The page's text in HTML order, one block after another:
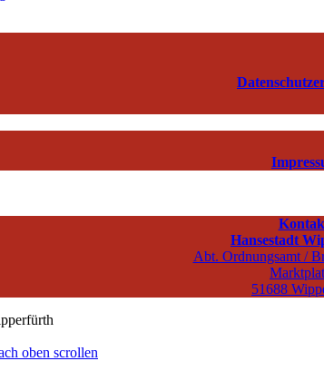
Hansestadt
Abt. Ordnungsamt /
51688
oben scrollen